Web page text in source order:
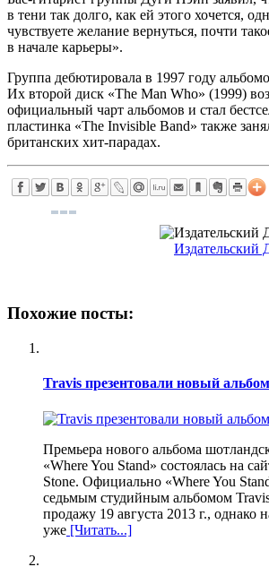
в тени так долго, как ей этого хочется,
чувствуете желание вернуться, почти
в начале карьеры».
Группа дебютировала в 1997 году
Их второй диск «The Man Who» (1999)
официальный чарт альбомов и стал
пластинка «The Invisible Band» также
британских хит-парадах.
Издательский
Похожие посты:
Travis презентовали новый
Премьера нового альбома
«Where You Stand» состоялась на
Stone. Официально «Where You
седьмым студийным альбомом
продажу 19 августа 2013 г., однако
уже [Читать...]